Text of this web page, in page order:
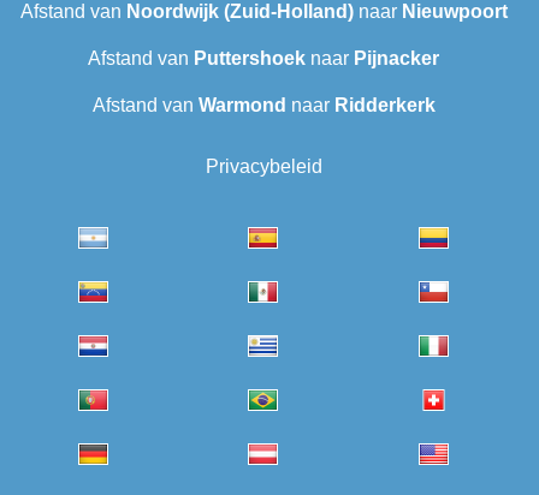
Afstand van Noordwijk (Zuid-Holland)naar Nieuwpoort
Afstand van Puttershoek naar Pijnacker
Afstand van Warmond naar Ridderkerk
Privacybeleid